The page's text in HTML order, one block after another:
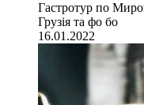
Гастротур по
Грузія та фо бо
16.01.2022